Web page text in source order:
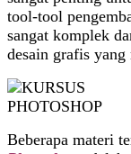
tool-tool
sangat komplek
desain grafis yang
Beberapa materi